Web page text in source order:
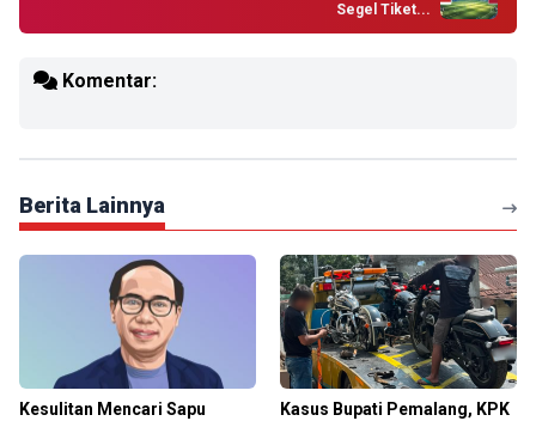
Segel Tiket...
Komentar:
Berita Lainnya
Kesulitan Mencari Sapu
Kasus Bupati Pemalang, KPK